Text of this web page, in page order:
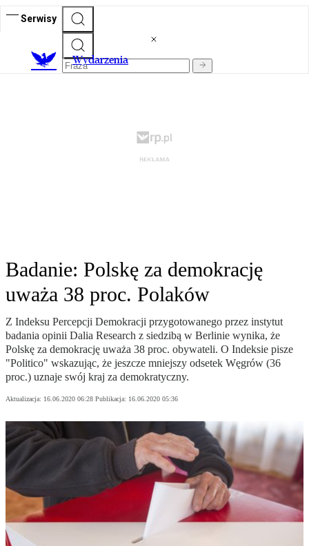
Serwisy
Wydarzenia
Badanie: Polskę za demokrację
uważa 38 proc. Polaków
Z Indeksu Percepcji Demokracji przygotowanego przez instytut
badania opinii Dalia Research z siedzibą w Berlinie wynika, że
Polskę za demokrację uważa 38 proc. obywateli. O Indeksie pisze
"Politico" wskazując, że jeszcze mniejszy odsetek Węgrów (36
proc.) uznaje swój kraj za demokratyczny.
Aktualizacja: 16.06.2020 06:28 Publikacja: 16.06.2020 05:36